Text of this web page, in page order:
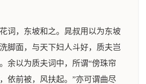
，东坡和之。晁叔用以为东坡
脚面，与天下妇人斗好，质夫岂
余以为质夫词中，所谓“傍珠帘
依前被，风扶起。”亦可谓曲尽